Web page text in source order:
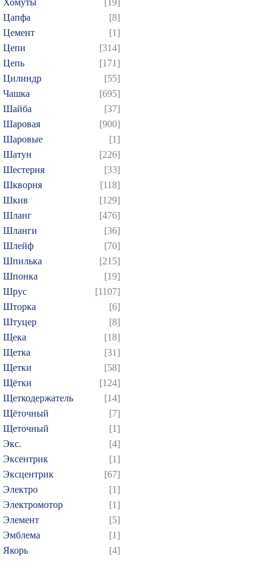
Хомуты
[19]
Цапфа
[8]
Цемент
[1]
Цепи
[314]
Цепь
[171]
Цилиндр
[55]
Чашка
[695]
Шайба
[37]
Шаровая
[900]
Шаровые
[1]
Шатун
[226]
Шестерня
[33]
Шкворня
[118]
Шкив
[129]
Шланг
[476]
Шланги
[36]
Шлейф
[70]
Шпилька
[215]
Шпонка
[19]
Шрус
[1107]
Шторка
[6]
Штуцер
[8]
Щека
[18]
Щетка
[31]
Щетки
[58]
Щётки
[124]
Щеткодержатель
[14]
Щёточный
[7]
Щеточный
[1]
Экс.
[4]
Эксентрик
[1]
Эксцентрик
[67]
Электро
[1]
Электромотор
[1]
Элемент
[5]
Эмблема
[1]
Якорь
[4]